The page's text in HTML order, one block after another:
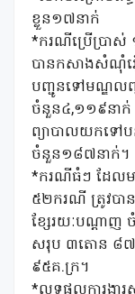
ខ្លួន១៧នាក់
*ករណីប្រើប្រា
បានកសាងសំណុំរ
បញ្ជូនទៅមណ្ឌលព្
ចំនួន៤,១១៩នាក់
ព្យាបាលយកទៅ
ចំនួន១៨៧នាក់។
*ករណីធំៗ ដែលម
៥២ករណី ត្រូវបាន
ខ្សែរយៈបណ្តា
សរុប ៣តោន ៨៧
៩៥គ.ក្រ។